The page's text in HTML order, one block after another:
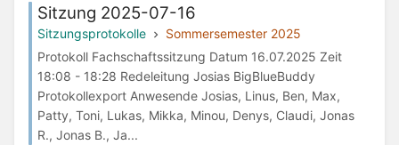
Sitzung 2025-07-16
Sitzungsprotokolle
Sommersemester 2025
Protokoll Fachschaftssitzung Datum 16.07.2025 Zeit
18:08 - 18:28 Redeleitung Josias BigBlueBuddy
Protokollexport Anwesende Josias, Linus, Ben, Max,
Patty, Toni, Lukas, Mikka, Minou, Denys, Claudi, Jonas
R., Jonas B., Ja...